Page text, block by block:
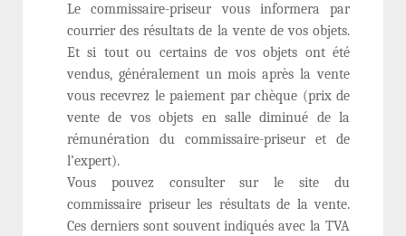
Le commissaire-priseur vous informera par
courrier des résultats de la vente de vos objets.
Et si tout ou certains de vos objets ont été
vendus, généralement un mois après la vente
vous recevrez le paiement par chèque (prix de
vente de vos objets en salle diminué de la
rémunération du commissaire-priseur et de
l’expert).
Vous pouvez consulter sur le site du
commissaire priseur les résultats de la vente.
Ces derniers sont souvent indiqués avec la TVA